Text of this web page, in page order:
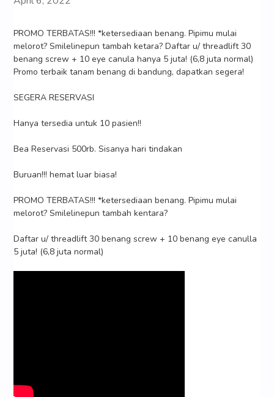
PROMO TERBATAS!!! *ketersediaan benang. Pipimu mulai
melorot? Smilelinepun tambah ketara? Daftar u/ threadlift 30
benang screw + 10 eye canula hanya 5 juta! (6,8 juta normal)
Promo terbaik tanam benang di bandung, dapatkan segera!
SEGERA RESERVASI
Hanya tersedia untuk 10 pasien!!
Bea Reservasi 500rb. Sisanya hari tindakan
Buruan!!! hemat luar biasa!
PROMO TERBATAS!!! *ketersediaan benang. Pipimu mulai
melorot? Smilelinepun tambah kentara?
Daftar u/ threadlift 30 benang screw + 10 benang eye canulla
5 juta! (6,8 juta normal)